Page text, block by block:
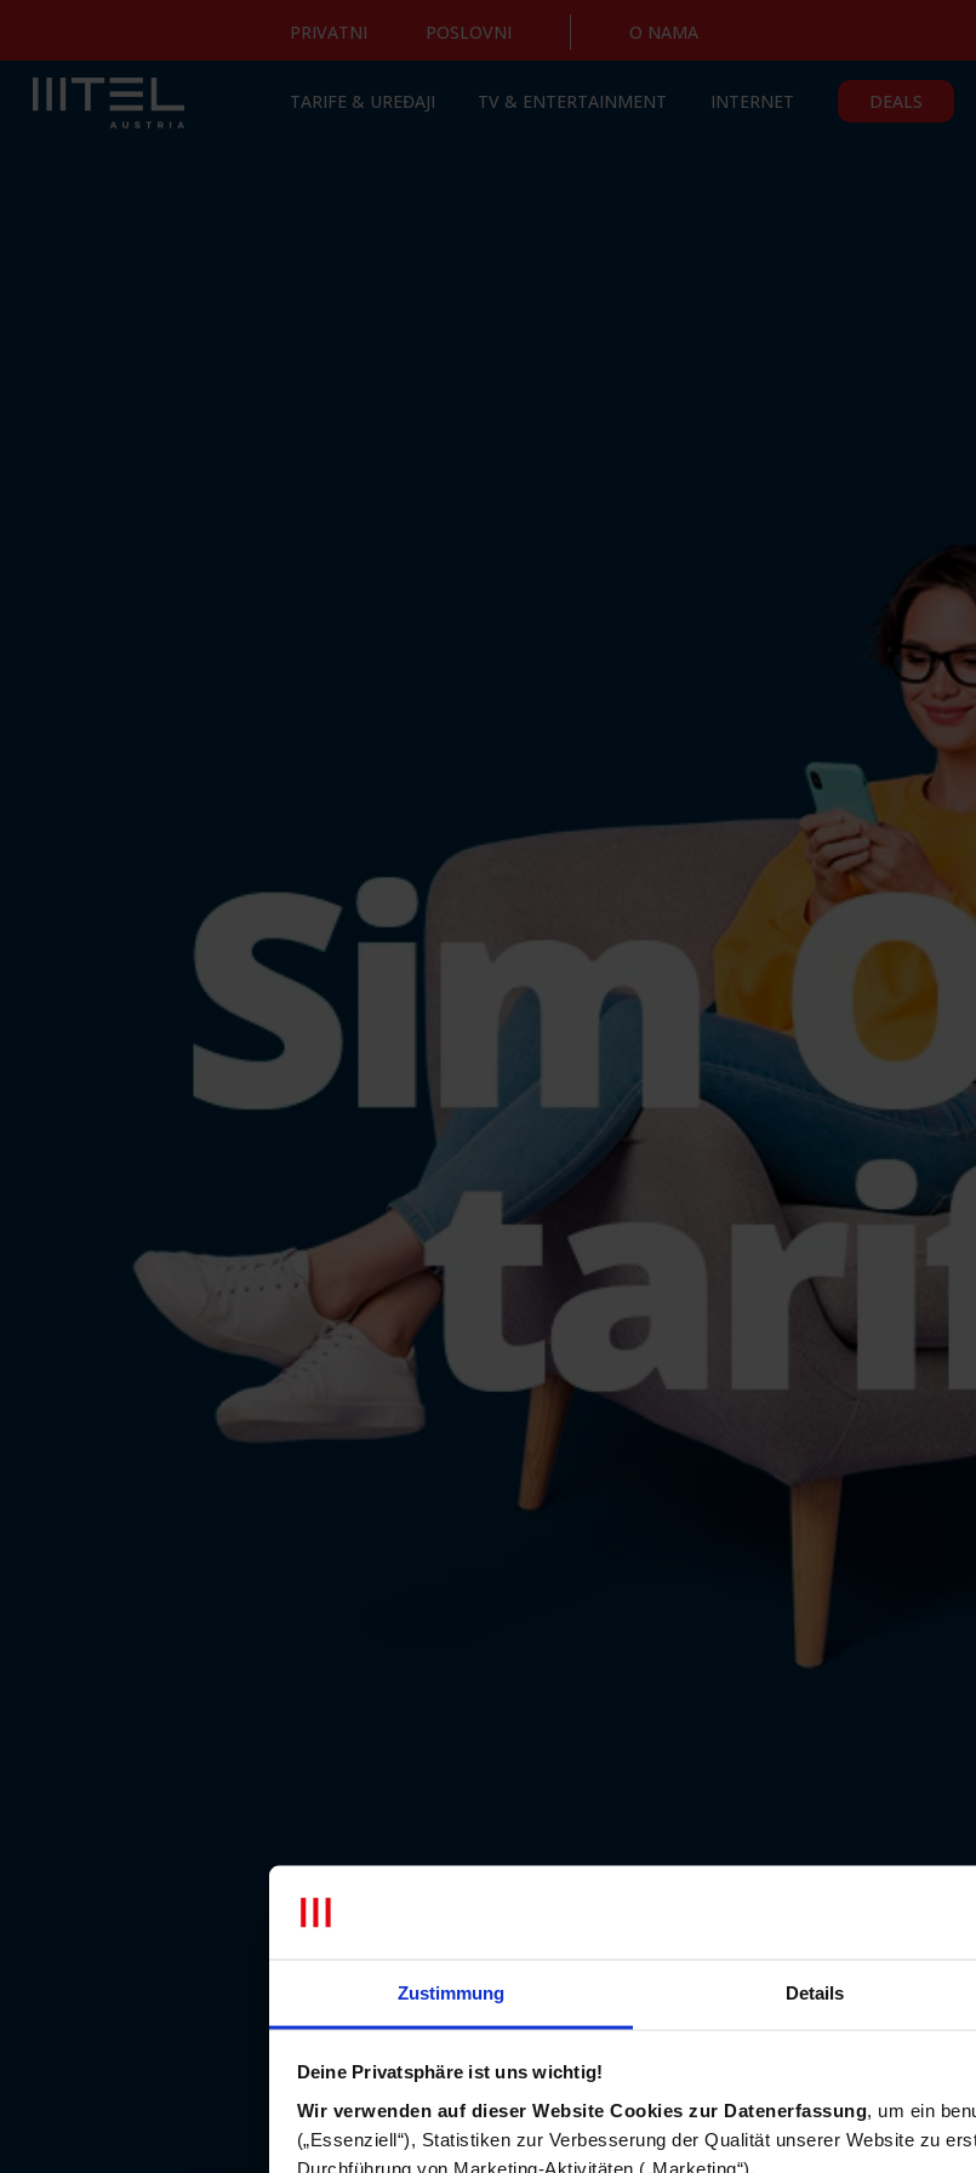
Zustimmung Details
Deine Privatsphäre ist uns wichtig!
Wir verwenden auf dieser Website Cookies zur Datenerfassung, um ein
(„Essenziell“), Statistiken zur Verbesserung der Qualität unserer Website zu
Durchführung von Marketing-Aktivitäten („Marketing“).
PRIVATNI POSLOVNI O NAMA
TARIFE & UREĐAJI TV & ENTERTAINMENT INTERNET DEALS